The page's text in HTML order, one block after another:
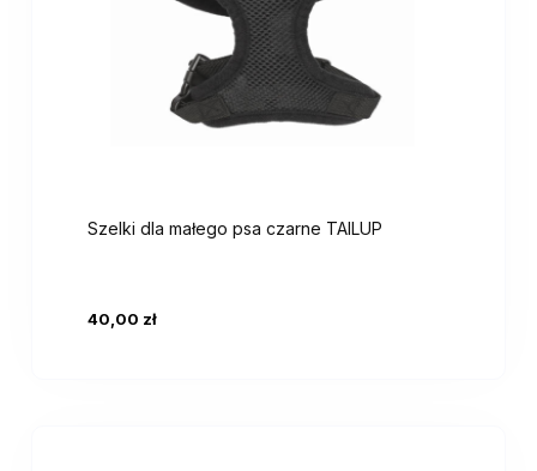
Szelki dla małego psa czarne TAILUP
40,00 zł